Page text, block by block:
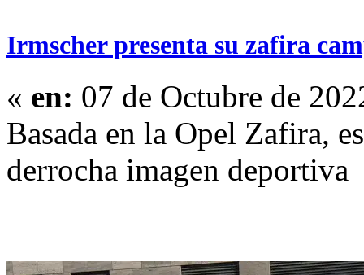
Irmscher presenta su zafira
« en: 07 de Octubre de
Basada en la Opel Zafira,
derrocha imagen deportiva